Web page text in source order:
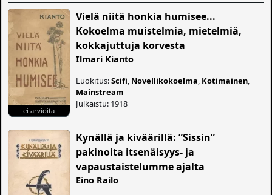
ei arvioita
Vielä niitä honkia humisee...
Kokoelma muistelmia, mietelmiä,
kokkajuttuja korvesta
Ilmari Kianto
Luokitus:Scifi Novellikokoelma Kotimainen
Mainstream
Julkaistu: 1918
Kynällä ja kiväärillä: ”Sissin”
pakinoita itsenäisyys- ja
vapaustaistelumme ajalta
Eino Railo